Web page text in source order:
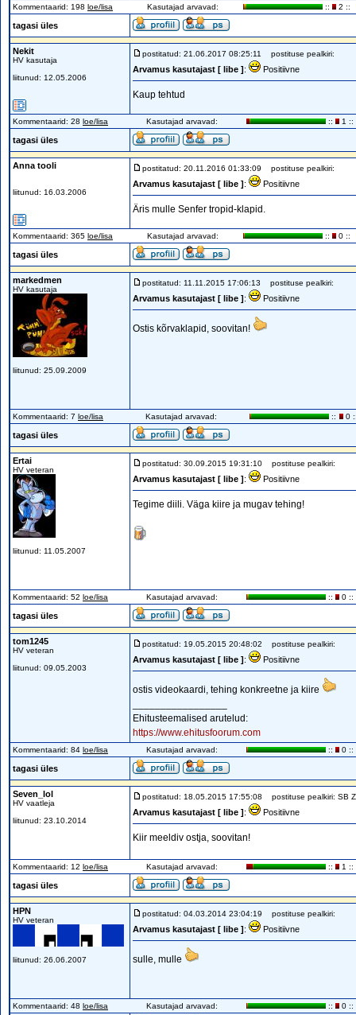
Kommentaarid: 198 loe/lisa Kasutajad arvavad: :: 2 ::
tagasi üles
Nekit
HV kasutaja
liitunud: 12.05.2006
postitatud: 21.06.2017 08:25:11 postituse pealkiri:
Arvamus kasutajast [ libe ]: Positiivne
Kaup tehtud
Kommentaarid: 28 loe/lisa Kasutajad arvavad: :: 1 ::
tagasi üles
Anna tooli
liitunud: 16.03.2006
postitatud: 20.11.2016 01:33:09 postituse pealkiri:
Arvamus kasutajast [ libe ]: Positiivne
Äris mulle Senfer tropid-klapid.
Kommentaarid: 365 loe/lisa Kasutajad arvavad: :: 0 ::
tagasi üles
markedmen
HV kasutaja
liitunud: 25.09.2009
postitatud: 11.11.2015 17:06:13 postituse pealkiri:
Arvamus kasutajast [ libe ]: Positiivne
Ostis kõrvaklapid, soovitan!
Kommentaarid: 7 loe/lisa Kasutajad arvavad: :: 0 ::
tagasi üles
Ertai
HV veteran
liitunud: 11.05.2007
postitatud: 30.09.2015 19:31:10 postituse pealkiri:
Arvamus kasutajast [ libe ]: Positiivne
Tegime diili. Väga kiire ja mugav tehing!
Kommentaarid: 52 loe/lisa Kasutajad arvavad: :: 0 ::
tagasi üles
tom1245
HV veteran
liitunud: 09.05.2003
postitatud: 19.05.2015 20:48:02 postituse pealkiri:
Arvamus kasutajast [ libe ]: Positiivne
ostis videokaardi, tehing konkreetne ja kiire
Ehitusteemalised arutelud:
https://www.ehitusfoorum.com
Kommentaarid: 84 loe/lisa Kasutajad arvavad: :: 0 ::
tagasi üles
Seven_lol
HV vaatleja
liitunud: 23.10.2014
postitatud: 18.05.2015 17:55:08 postituse pealkiri: SB
Arvamus kasutajast [ libe ]: Positiivne
Kiir meeldiv ostja, soovitan!
Kommentaarid: 12 loe/lisa Kasutajad arvavad: :: 1 ::
tagasi üles
HPN
HV veteran
liitunud: 26.06.2007
postitatud: 04.03.2014 23:04:19 postituse pealkiri:
Arvamus kasutajast [ libe ]: Positiivne
sulle, mulle
Kommentaarid: 48 loe/lisa Kasutajad arvavad: :: 0 ::